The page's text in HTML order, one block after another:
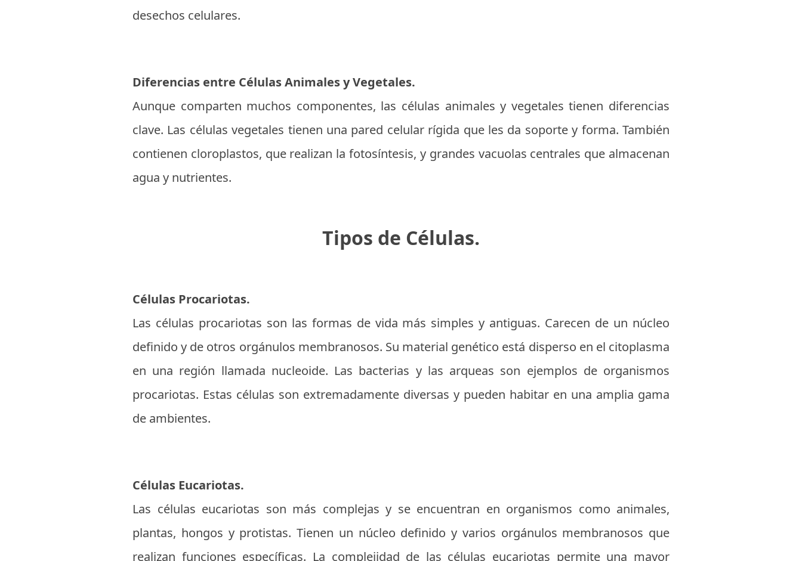
desechos celulares.
Diferencias entre Células Animales y Vegetales.
Aunque comparten muchos componentes, las células animales y vegetales tienen diferencias
clave. Las células vegetales tienen una pared celular rígida que les da soporte y forma. También
contienen cloroplastos, que realizan la fotosíntesis, y grandes vacuolas centrales que almacenan
agua y nutrientes.
Tipos de Células.
Células Procariotas.
Las células procariotas son las formas de vida más simples y antiguas. Carecen de un núcleo
definido y de otros orgánulos membranosos. Su material genético está disperso en el citoplasma
en una región llamada nucleoide. Las bacterias y las arqueas son ejemplos de organismos
procariotas. Estas células son extremadamente diversas y pueden habitar en una amplia gama
de ambientes.
Células Eucariotas.
Las células eucariotas son más complejas y se encuentran en organismos como animales,
plantas, hongos y protistas. Tienen un núcleo definido y varios orgánulos membranosos que
realizan funciones específicas. La complejidad de las células eucariotas permite una mayor